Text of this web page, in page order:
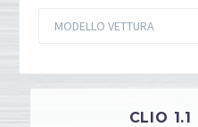
MODELLO VETTURA
CLIO